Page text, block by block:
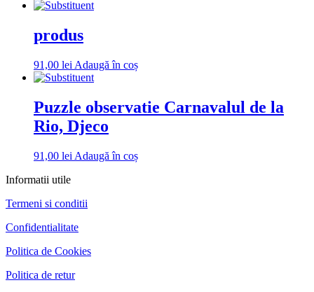
produs
91,00 lei Adaugă în coș
Puzzle observatie Carnavalul de la
Rio, Djeco
91,00 lei Adaugă în coș
Informatii utile
Termeni si conditii
Confidentialitate
Politica de Cookies
Politica de retur